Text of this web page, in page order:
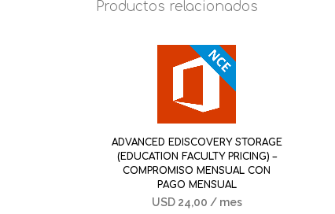
Productos relacionados
ADVANCED EDISCOVERY STORAGE
(EDUCATION FACULTY PRICING) –
COMPROMISO MENSUAL CON
PAGO MENSUAL
USD 24,00 / mes